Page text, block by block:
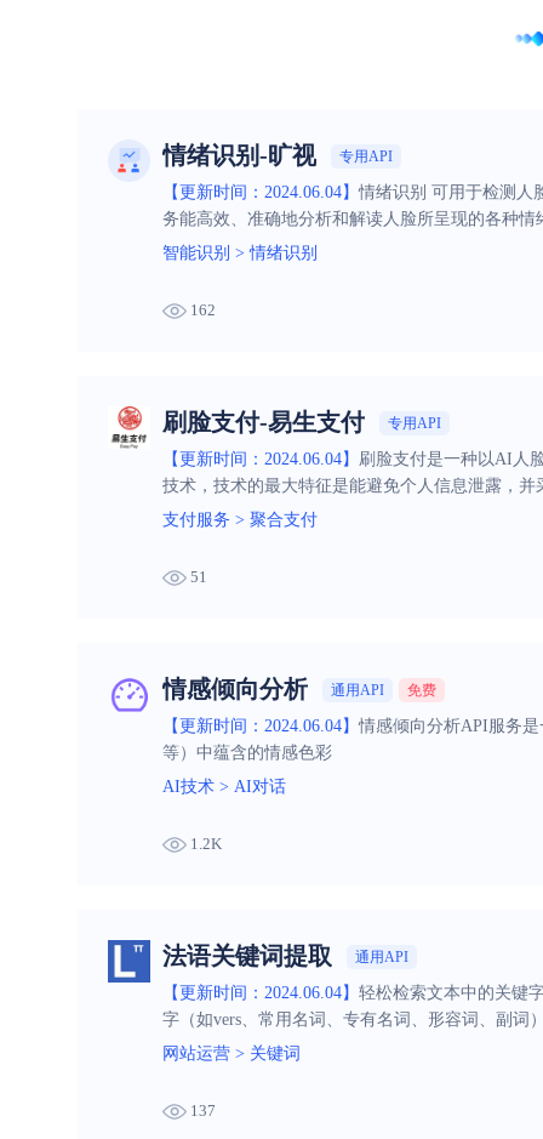
情绪识别-旷视 专用API
【更新时间：2024.06.04】情绪识别 可用于检测人
务能高效、准确地分析和解读人脸所呈现的各种情
智能识别 >情绪识别
162
刷脸支付-易生支付 专用API
【更新时间：2024.06.04】 刷脸支付是一种以AI人
技术，技术的最大特征是能避免个人信息泄露，
支付服务 > 聚合支付
51
情感倾向分析 通用API 免费
【更新时间：2024.06.04】情感倾向分析API服务
等）中蕴含的情感色彩
AI技术 > AI对话
1.2K
法语关键词提取 通用API
【更新时间：2024.06.04】 轻松检索文本中的关键
字（如vers、常用名词、专有名词、形容词、副词
网站运营 > 关键词
137